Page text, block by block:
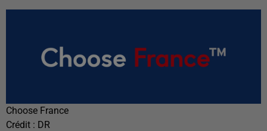
Choose France
Crédit : DR